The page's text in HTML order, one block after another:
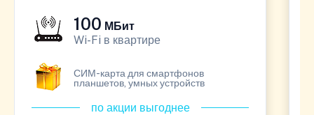
100 МБит
Wi-Fi в квартире
СИМ-карта для смартфонов
планшетов, умных устройств
по акции выгоднее